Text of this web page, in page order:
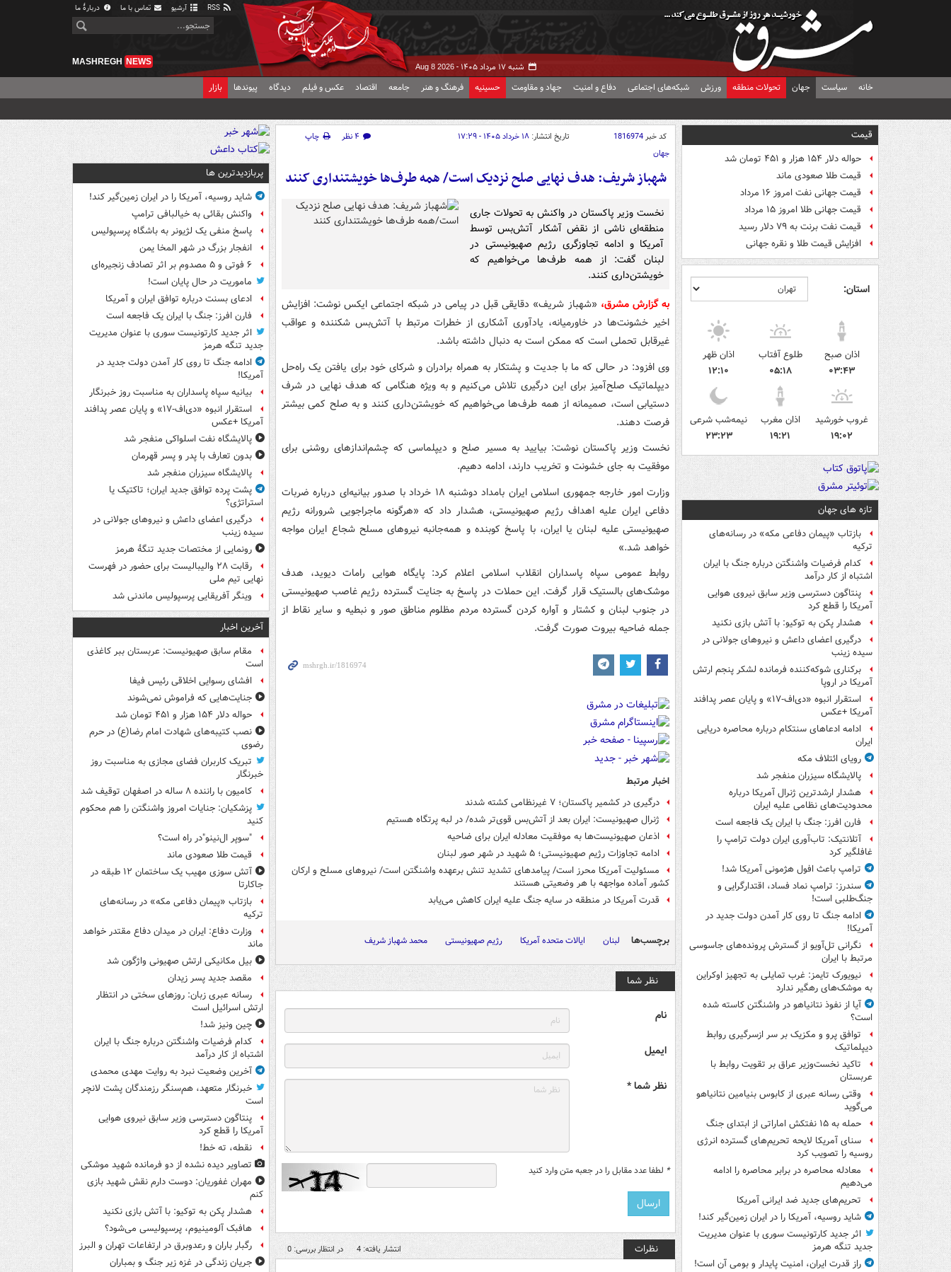
آرشیو تماس با ما دربارهٔ ما
شنبه ۱۷ مرداد ۱۴۰۵ - Aug 8 2026
MASHREGH NEWS
خانه سیاست جهان تحولات منطقه ورزش شبکه‌های اجتماعی دفاع و امنیت جهاد و مقاومت حسینیه فرهنگ و هنر جامعه اقتصاد عکس و فیلم دیدگاه پیوندها بازار
قیمت
حواله دلار ۱۵۴ هزار و ۴۵۱ تومان شد
قیمت طلا صعودی ماند
قیمت جهانی نفت امروز ۱۶ مرداد
قیمت جهانی طلا امروز ۱۵ مرداد
قیمت نفت برنت به ۷۹ دلار رسید
افزایش قیمت طلا و نقره جهانی
استان:
اذان صبح
۰۳:۴۳
طلوع آفتاب
۰۵:۱۸
اذان ظهر
۱۲:۱۰
غروب خورشید
۱۹:۰۲
اذان مغرب
۱۹:۲۱
نیمه‌شب شرعی
۲۳:۲۳
تازه های جهان
بازتاب «پیمان دفاعی مکه» در رسانه‌های
ترکیه
کدام فرضیات واشنگتن درباره جنگ با ایران
اشتباه از کار درآمد
پنتاگون دسترسی وزیر سابق نیروی هوایی
آمریکا را قطع کرد
هشدار پکن به توکیو: با آتش بازی نکنید
درگیری اعضای داعش و نیروهای جولانی در
سیده زینب
برکناری شوکه‌کننده فرمانده لشکر پنجم ارتش
آمریکا در اروپا
استقرار انبوه «دی‌اف‑۱۷» و پایان عصر پدافند
آمریکا +عکس
ادامه ادعاهای سنتکام درباره محاصره دریایی
ایران
رویای ائتلاف مکه
پالایشگاه سیزران منفجر شد
هشدار ارشدترین ژنرال آمریکا درباره
محدودیت‌های نظامی علیه ایران
فارن افرز: جنگ با ایران یک فاجعه است
آتلانتیک: تاب‌آوری ایران دولت ترامپ را
غافلگیر کرد
ترامپ باعث افول هژمونی آمریکا شد!
سندرز: ترامپ نماد فساد، اقتدارگرایی و
جنگ‌طلبی است!
ادامه جنگ تا روی کار آمدن دولت جدید در
آمریکا!
نگرانی تل‌آویو از گسترش پرونده‌های جاسوسی
مرتبط با ایران
نیویورک تایمز: غرب تمایلی به تجهیز اوکراین
به موشک‌های رهگیر ندارد
آیا از نفوذ نتانیاهو در واشنگتن کاسته شده
است؟
توافق پرو و مکزیک بر سر ازسرگیری روابط
دیپلماتیک
تاکید نخست‌وزیر عراق بر تقویت روابط با
عربستان
وقتی رسانه عبری از کابوس بنیامین نتانیاهو
می‌گوید
حمله به ۱۵ نفتکش‌ اماراتی از ابتدای جنگ
سنای آمریکا لایحه تحریم‌های گسترده انرژی
روسیه را تصویب کرد
معادله محاصره در برابر محاصره را ادامه
می‌دهیم
تحریم‌های جدید ضد ایرانی آمریکا
شاید روسیه، آمریکا را در ایران زمین‌گیر کند!
اثر جدید کارتونیست سوری با عنوان مدیریت
جدید تنگه هرمز
راز قدرت ایران، امنیت پایدار و بومی آن است!
کد خبر1816974 تاریخ انتشار: ۱۸ خرداد ۱۴۰۵ - ۱۷:۲۹ ۴ نظر
چاپ
جهان
شهباز شریف: هدف نهایی صلح نزدیک است/ همه طرف‌ها خویشتنداری کنند
نخست وزیر پاکستان در واکنش به تحولات جاری
منطقه‌ای ناشی از نقض آشکار آتش‌بس توسط
آمریکا و ادامه تجاوزگری رژیم صهیونیستی در
لبنان گفت: از همه طرف‌ها می‌خواهیم که
خویشتن‌داری کنند.
به گزارش مشرق، «شهباز شریف» دقایقی قبل در پیامی در شبکه اجتماعی ایکس نوشت: افزایش
اخیر خشونت‌ها در خاورمیانه، یادآوری آشکاری از خطرات مرتبط با آتش‌بس شکننده و عواقب
غیرقابل تحملی است که ممکن است به دنبال داشته باشد.
وی افزود: در حالی که ما با جدیت و پشتکار به همراه برادران و شرکای خود برای یافتن یک راه‌حل
دیپلماتیک صلح‌آمیز برای این درگیری تلاش می‌کنیم و به ویژه هنگامی که هدف نهایی در شرف
دستیابی است، صمیمانه از همه طرف‌ها می‌خواهیم که خویشتن‌داری کنند و به صلح کمی بیشتر
فرصت دهند.
نخست وزیر پاکستان نوشت: بیایید به مسیر صلح و دیپلماسی که چشم‌اندازهای روشنی برای
موفقیت به جای خشونت و تخریب دارند، ادامه دهیم.
وزارت امور خارجه جمهوری اسلامی ایران بامداد دوشنبه ۱۸ خرداد با صدور بیانیه‌ای درباره ضربات
دفاعی ایران علیه اهداف رژیم صهیونیستی، هشدار داد که «هرگونه ماجراجویی شرورانه رژیم
صهیونیستی علیه لبنان یا ایران، با پاسخ کوبنده و همه‌جانبه نیروهای مسلح شجاع ایران مواجه
خواهد شد.»
روابط عمومی سپاه پاسداران انقلاب اسلامی اعلام کرد: پایگاه هوایی رامات دیوید، هدف
موشک‌های بالستیک قرار گرفت. این حملات در پاسخ به جنایت گسترده رژیم غاصب صهیونیستی
در جنوب لبنان و کشتار و آواره کردن گسترده مردم مظلوم مناطق صور و نبطیه و سایر نقاط از
جمله ضاحیه بیروت صورت گرفت.
اخبار مرتبط
درگیری در کشمیر پاکستان؛ ۷ غیرنظامی کشته شدند
ژنرال صهیونیست: ایران بعد از آتش‌بس قوی‌تر شده/ در لبه پرتگاه هستیم
اذعان صهیونیست‌ها به موفقیت معادله ایران برای ضاحیه
ادامه تجاوزات رژیم صهیونیستی؛ ۵ شهید در شهر صور لبنان
مسئولیت آمریکا محرز است/ پیامدهای تشدید تنش برعهده واشنگتن است/ نیروهای مسلح و ارکان
کشور آماده مواجهه با هر وضعیتی هستند
قدرت آمریکا در منطقه در سایه جنگ علیه ایران کاهش می‌یابد
برچسب‌ها لبنان ایالات متحده آمریکا رژیم صهیونیستی محمد شهباز شریف
نظر شما
نام
ایمیل
نظر شما *
* لطفا عدد مقابل را در جعبه متن وارد کنید
نظرات انتشار یافته: 4 در انتظار بررسی: 0
پربازدیدترین ها
شاید روسیه، آمریکا را در ایران زمین‌گیر کند!
واکنش بقائی به خیالبافی ترامپ
پاسخ منفی یک لژیونر به باشگاه پرسپولیس
انفجار بزرگ در شهر المخا یمن
۶ فوتی و ۵ مصدوم بر اثر تصادف زنجیره‌ای
ماموریت در حال پایان است!
ادعای بسنت درباره توافق ایران و آمریکا
فارن افرز: جنگ با ایران یک فاجعه است
اثر جدید کارتونیست سوری با عنوان مدیریت
جدید تنگه هرمز
ادامه جنگ تا روی کار آمدن دولت جدید در
آمریکا!
بیانیه سپاه پاسداران به مناسبت روز خبرنگار
استقرار انبوه «دی‌اف‑۱۷» و پایان عصر پدافند
آمریکا +عکس
پالایشگاه نفت اسلواکی منفجر شد
بدون تعارف با پدر و پسر قهرمان
پالایشگاه سیزران منفجر شد
پشت پرده توافق جدید ایران؛ تاکتیک یا
استراتژی؟
درگیری اعضای داعش و نیروهای جولانی در
سیده زینب
رونمایی از مختصات جدید تنگۀ هرمز
رقابت ۲۸ والیبالیست برای حضور در فهرست
نهایی تیم ملی
وینگر آفریقایی پرسپولیس ماندنی شد
آخرین اخبار
مقام سابق صهیونیست: عربستان ببر کاغذی
است
افشای رسوایی اخلاقی رئیس فیفا
جنایت‌هایی که فراموش نمی‌شوند
حواله دلار ۱۵۴ هزار و ۴۵۱ تومان شد
نصب کتیبه‌های شهادت امام رضا(ع) در حرم
رضوی
تبریک کاربران فضای مجازی به مناسبت روز
خبرنگار
کامیون با راننده ۸ ساله در اصفهان توقیف شد
پزشکیان: جنایات امروز واشنگتن را هم محکوم
کنید
"سوپر ال‌نینو"در راه است؟
قیمت طلا صعودی ماند
آتش سوزی مهیب یک ساختمان ۱۲ طبقه در
جاکارتا
بازتاب «پیمان دفاعی مکه» در رسانه‌های
ترکیه
وزارت دفاع: ایران در میدان دفاع مقتدر خواهد
ماند
بیل مکانیکی ارتش صهیونی واژگون شد
مقصد جدید پسر زیدان
رسانه عبری زبان: روزهای سختی در انتظار
ارتش اسرائیل است
چین ونیز شد!
کدام فرضیات واشنگتن درباره جنگ با ایران
اشتباه از کار درآمد
آخرین وضعیت نبرد به روایت مهدی محمدی
خبرنگار متعهد، هم‌سنگر رزمندگان پشت لانچر
است
پنتاگون دسترسی وزیر سابق نیروی هوایی
آمریکا را قطع کرد
نقطه، ته خط!
تصاویر دیده‌ نشده از دو فرمانده شهید موشکی
مهران غفوریان: دوست دارم نقش شهید بازی
کنم
هشدار پکن به توکیو: با آتش بازی نکنید
هافبک آلومینیوم، پرسپولیسی می‌شود؟
رگبار باران و رعدوبرق در ارتفاعات تهران و البرز
جریان زندگی در غزه زیر جنگ و بمباران